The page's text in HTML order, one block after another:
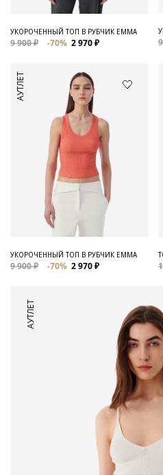
Для
Сумки и
УКОРОЧЕННЫЙ ТОП В РУБЧИК EMMA
9 900 ₽ -70% 2 970 ₽
АУТЛЕТ
УКОРОЧЕННЫЙ ТОП В РУБЧИК EMMA
9 900 ₽ -70% 2 970 ₽
АУТЛЕТ